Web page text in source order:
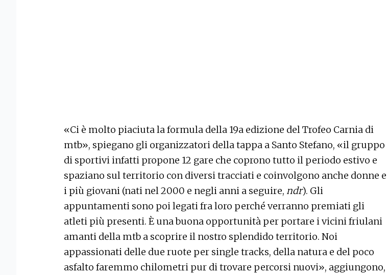
«Ci è molto piaciuta la formula della 19a edizione del Trofeo Carnia di
mtb», spiegano gli organizzatori della tappa a Santo Stefano, «il gruppo
di sportivi infatti propone 12 gare che coprono tutto il periodo estivo e
spaziano sul territorio con diversi tracciati e coinvolgono anche donne e
i più giovani (nati nel 2000 e negli anni a seguire, ndr). Gli
appuntamenti sono poi legati fra loro perché verranno premiati gli
atleti più presenti. È una buona opportunità per portare i vicini friulani
amanti della mtb a scoprire il nostro splendido territorio. Noi
appassionati delle due ruote per single tracks, della natura e del poco
asfalto faremmo chilometri pur di trovare percorsi nuovi», aggiungono,